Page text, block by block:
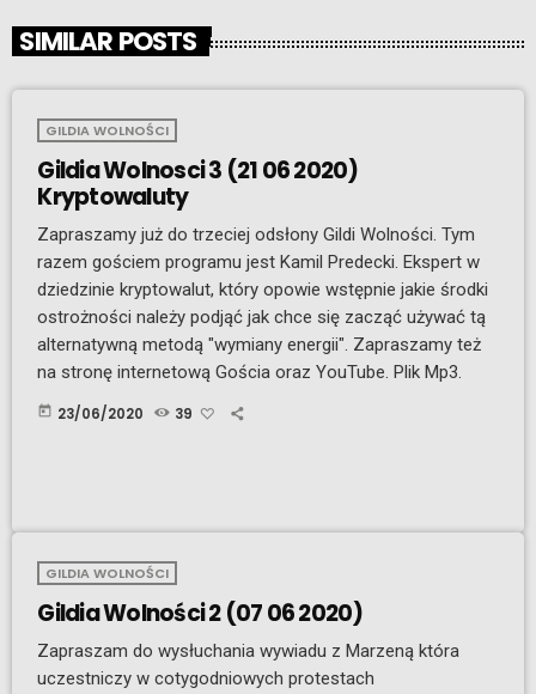
SIMILAR POSTS
GILDIA WOLNOŚCI
Gildia Wolnosci 3 (21 06 2020)
Kryptowaluty
Zapraszamy już do trzeciej odsłony Gildi Wolności. Tym
razem gościem programu jest Kamil Predecki. Ekspert w
dziedzinie kryptowalut, który opowie wstępnie jakie środki
ostrożności należy podjąć jak chce się zacząć używać tą
alternatywną metodą "wymiany energii". Zapraszamy też
na stronę internetową Gościa oraz YouTube. Plik Mp3.
today 23/06/2020 39
GILDIA WOLNOŚCI
Gildia Wolności 2 (07 06 2020)
Zapraszam do wysłuchania wywiadu z Marzeną która
uczestniczy w cotygodniowych protestach